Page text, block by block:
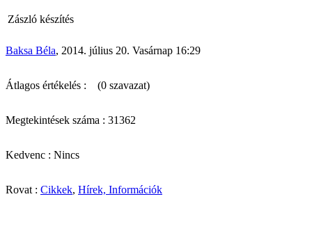
Zászló készítés
Baksa Béla, 2014. július 20. Vasárnap 16:29
Átlagos értékelés : (0 szavazat)
Megtekintések száma : 31362
Kedvenc : Nincs
Rovat : Cikkek, Hírek, Információk